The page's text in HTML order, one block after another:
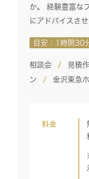
か。 経験豊富な
にアドバイスさ
目安：1時間30
相談会 見積
ン
金沢東急
料金